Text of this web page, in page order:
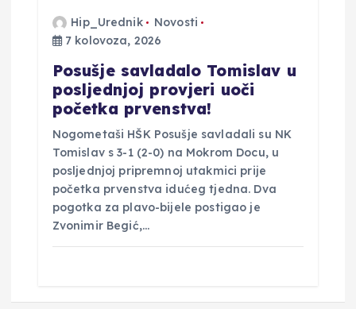
Hip_Urednik
Novosti
7 kolovoza, 2026
Posušje savladalo Tomislav u
posljednjoj provjeri uoči
početka prvenstva!
Nogometaši HŠK Posušje savladali su NK
Tomislav s 3-1 (2-0) na Mokrom Docu, u
posljednjoj pripremnoj utakmici prije
početka prvenstva idućeg tjedna. Dva
pogotka za plavo-bijele postigao je
Zvonimir Begić,…